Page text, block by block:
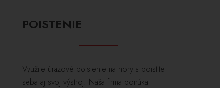
POISTENIE
Využite úrazové poistenie na hory a poistite
seba aj svoj výstroj! Naša firma ponúka